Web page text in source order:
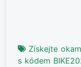
Získejte
s kódem